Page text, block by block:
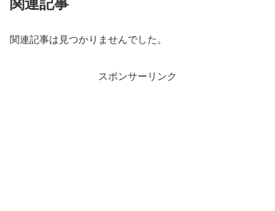
関連記事
関連記事は見つかりませんでした。
スポンサーリンク